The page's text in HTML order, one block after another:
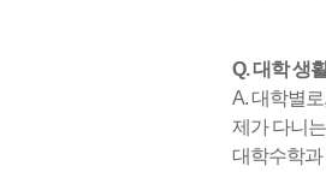
Q. 대학 생
A. 대학별
제가 다니
대학수학과